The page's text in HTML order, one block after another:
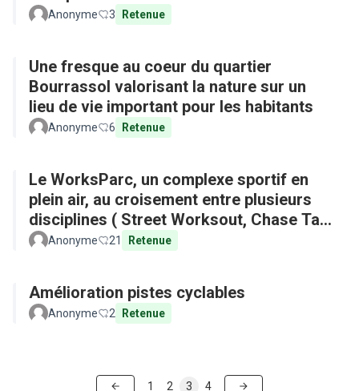
Anonyme 3 Retenue
Une fresque au coeur du quartier
Bourrassol valorisant la nature sur un
lieu de vie important pour les habitants
Anonyme 6 Retenue
Le WorksParc, un complexe sportif en
plein air, au croisement entre plusieurs
disciplines ( Street Worksout, Chase Tag,
Parkour)
Anonyme 21 Retenue
Amélioration pistes cyclables
Anonyme 2 Retenue
1 2 3 4